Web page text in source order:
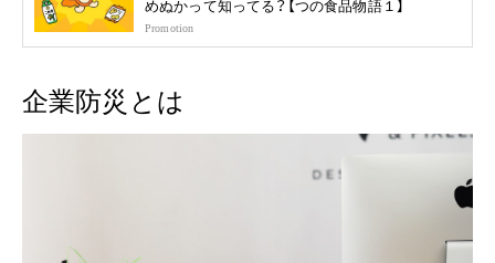
めぬかって知ってる？【つの食品物語１】
Promotion
企業防災とは